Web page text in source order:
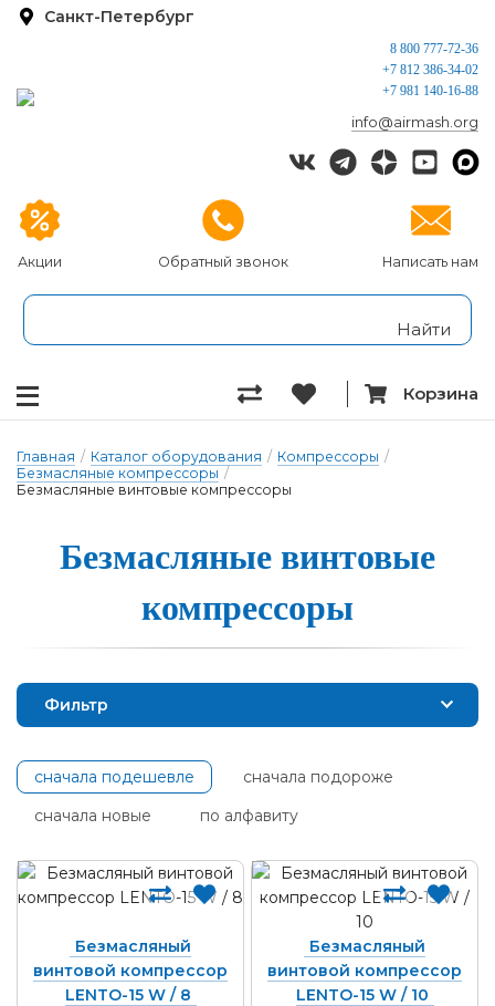
Санкт-Петербург
Акции Обратный звонок Написать нам
8 800 777-72-36
+7 812 386-34-02
+7 981 140-16-88
info@airmash.org
Корзина
Главная / Каталог оборудования / Компрессоры /
Безмасляные компрессоры /
Безмасляные винтовые компрессоры
Без­масля­ные вин­то­вые
ком­прес­со­ры
Фильтр
сначала подешевле
сначала подороже
сначала новые
по алфавиту
Безмасляный
винтовой компрессор
LENTO-15 W / 8
Безмасляный
винтовой компрессор
LENTO-15 W / 10